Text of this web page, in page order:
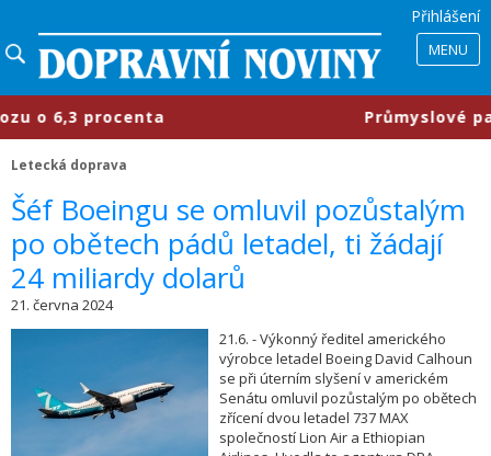
Přihlášení
MENU
6,3 procenta ​Průmyslové
Letecká doprava
​Šéf Boeingu se omluvil pozůstalým
po obětech pádů letadel, ti žádají
24 miliardy dolarů
21. června 2024
21.6. - Výkonný ředitel amerického
výrobce letadel Boeing David Calhoun
se při úterním slyšení v americkém
Senátu omluvil pozůstalým po obětech
zřícení dvou letadel 737 MAX
společností Lion Air a Ethiopian